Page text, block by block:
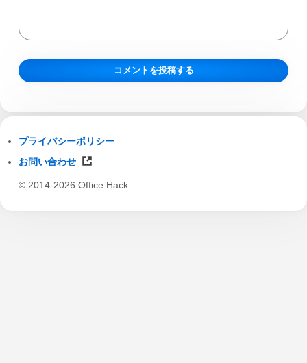
プライバシーポリシー
お問い合わせ
© 2014-2026 Office Hack